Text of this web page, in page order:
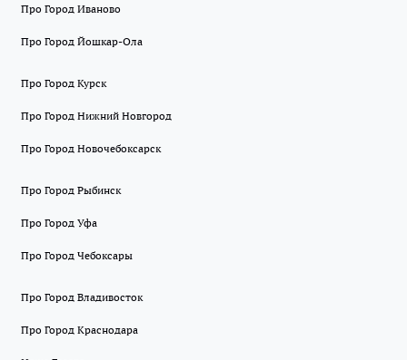
Про Город Иваново
Про Город Йошкар-Ола
Про Город Курск
Про Город Нижний Новгород
Про Город Новочебоксарск
Про Город Рыбинск
Про Город Уфа
Про Город Чебоксары
Про Город Владивосток
Про Город Краснодара